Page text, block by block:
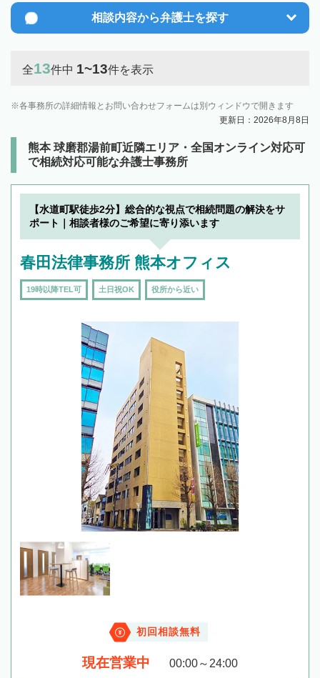
相談内容から弁護士を探す
全13件中 1~13件を表示
各事務所の詳細情報とお問い合わせフォームは別ウィンドウで開きます
更新日：2026年8月8日
熊本 球磨郡湯前町近隣エリア・全国オンライン対応可
で相続対応可能な弁護士事務所
【水道町駅徒歩2分】総合的な視点で相続問題の解決をサ
ポート｜相談者様のご希望に寄り添います
春田法律事務所 熊本オフィス
19時以降TEL可 土日祝OK 役所から近い
初回相談無料
現在営業中 00:00～24:00